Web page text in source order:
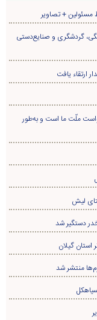
+ تصاویر
گردشگری و صنایع‌دستی
خواست ملّت ما است و به‌طور
لیش
استان گیلان
منتشر شد